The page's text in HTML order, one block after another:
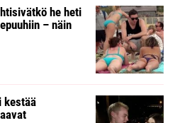
he heti
– näin
kestää